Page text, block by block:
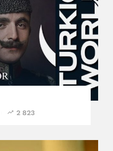
2 823